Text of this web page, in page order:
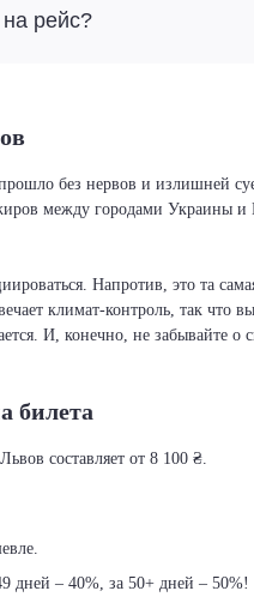
рейс?
без нервов и излишней
между городами Украины
Напротив, это та
климат-контроль, так
И, конечно, не забывайте
билета
составляет от 8 100 ₴.
дней – 40%, за 50+ дней – 50%!